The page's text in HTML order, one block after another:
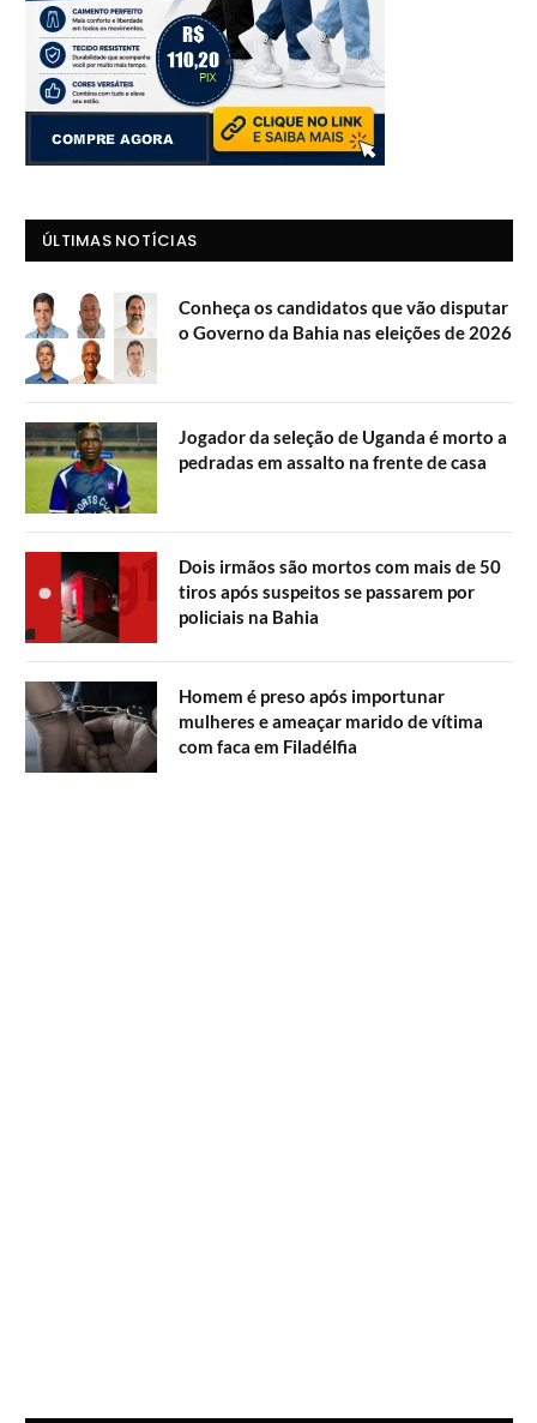
ÚLTIMAS NOTÍCIAS
Conheça os candidatos que vão disputar
o Governo da Bahia nas eleições de 2026
Jogador da seleção de Uganda é morto a
pedradas em assalto na frente de casa
Dois irmãos são mortos com mais de 50
tiros após suspeitos se passarem por
policiais na Bahia
Homem é preso após importunar
mulheres e ameaçar marido de vítima
com faca em Filadélfia